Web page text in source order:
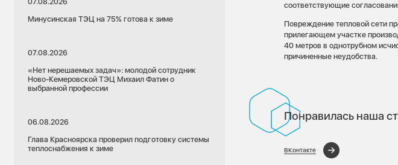
Минусинская ТЭЦ на 75% готова к зиме
07.08.2026
«Нет нерешаемых задач»: молодой сотрудник
Ново-Кемеровской ТЭЦ Михаил Фатин о
выбранной профессии
06.08.2026
Глава Красноярска проверил подготовку системы
теплоснабжения к зиме
соответствующие
Повреждение тепловой сети
прилегающем участке
40 метров в однотрубном
причиненные неудобства.
Понравилась наша
ВКонтакте